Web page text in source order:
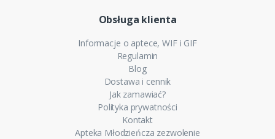
Obsługa klienta
Informacje o aptece, WIF i GIF
Regulamin
Blog
Dostawa i cennik
Jak zamawiać?
Polityka prywatności
Kontakt
Apteka Młodzieńcza zezwolenie